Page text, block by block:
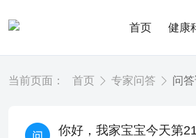
首页 健康
当前页面： 首页 专家问答 问
你好，我家宝宝今天第